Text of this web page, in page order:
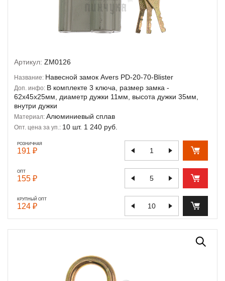
Артикул: ZM0126
Название: Навесной замок Avers PD-20-70-Blister
Доп. инфо: В комплекте 3 ключа, размер замка -
62х45х25мм, диаметр дужки 11мм, высота дужки 35мм,
внутри дужки
Материал: Алюминиевый сплав
Опт. цена за уп.: 10 шт. 1 240 руб.
РОЗНИЧНАЯ
191 ₽
ОПТ
155 ₽
КРУПНЫЙ ОПТ
124 ₽